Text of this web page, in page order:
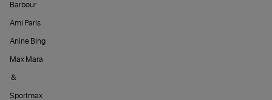
Barbour
Ami Paris
Anine Bing
Max Mara
&
Sportmax